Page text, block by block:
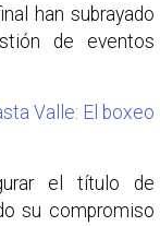
han subrayado
de eventos
Valle: El boxeo
el título de
su compromiso